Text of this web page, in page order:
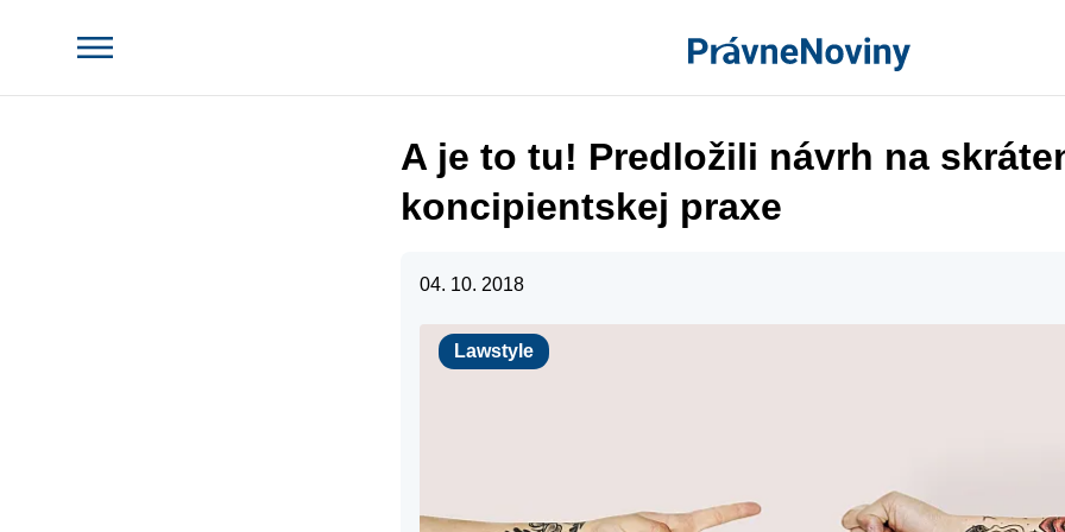
A je to tu! Predložili návrh na
koncipientskej praxe
04. 10. 2018
Lawstyle
Lawstyle